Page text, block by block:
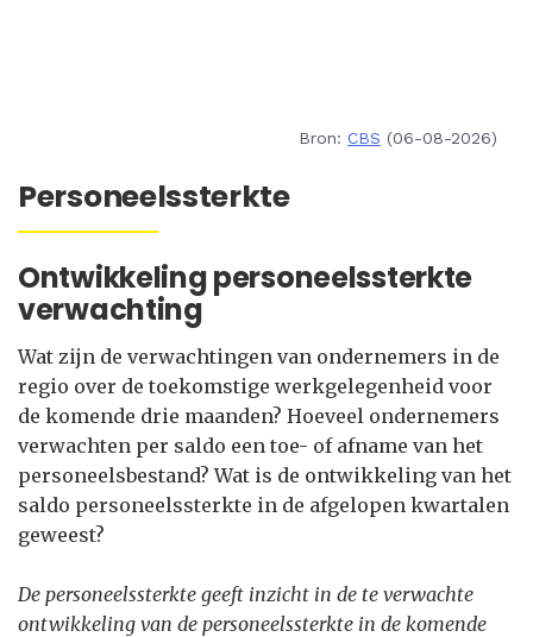
Bron: CBS (06-08-2026)
Personeelssterkte
Ontwikkeling personeelssterkte
verwachting
Wat zijn de verwachtingen van ondernemers in de
regio over de toekomstige werkgelegenheid voor
de komende drie maanden? Hoeveel ondernemers
verwachten per saldo een toe- of afname van het
personeelsbestand? Wat is de ontwikkeling van het
saldo personeelssterkte in de afgelopen kwartalen
geweest?
De personeelssterkte geeft inzicht in de te verwachte
ontwikkeling van de personeelssterkte in de komende